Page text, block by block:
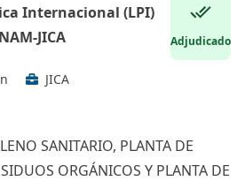
Internacional (LPI)
JICA
Adjudicado
JICA
SANITARIO, PLANTA DE
ORGÁNICOS Y PLANTA DE